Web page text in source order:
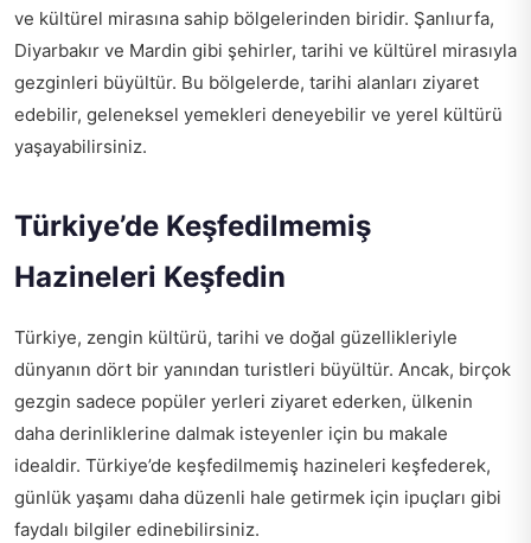
ve kültürel mirasına sahip bölgelerinden biridir. Şanlıurfa,
Diyarbakır ve Mardin gibi şehirler, tarihi ve kültürel mirasıyla
gezginleri büyültür. Bu bölgelerde, tarihi alanları ziyaret
edebilir, geleneksel yemekleri deneyebilir ve yerel kültürü
yaşayabilirsiniz.
Türkiye’de Keşfedilmemiş
Hazineleri Keşfedin
Türkiye, zengin kültürü, tarihi ve doğal güzellikleriyle
dünyanın dört bir yanından turistleri büyültür. Ancak, birçok
gezgin sadece popüler yerleri ziyaret ederken, ülkenin
daha derinliklerine dalmak isteyenler için bu makale
idealdir. Türkiye’de keşfedilmemiş hazineleri keşfederek,
günlük yaşamı daha düzenli hale getirmek için ipuçları gibi
faydalı bilgiler edinebilirsiniz.